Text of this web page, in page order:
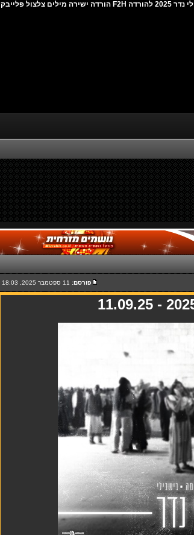
עדן צפתי - מחרוזת נדרת לי נדר 2025 להורדה F2H הורדה ישירה מילים צלצול פלייבק
פורסם: